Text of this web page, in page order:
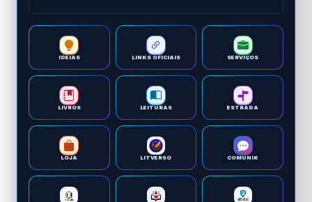
IDEIAS LINKS OFICIAIS SERVIÇOS
LIVROS LEITURAS ESTRADA
LOJA LITVERSO COMUNIK